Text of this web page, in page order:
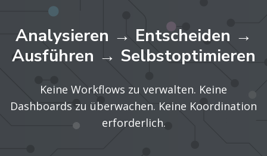
Analysieren → Entscheiden →
Ausführen → Selbstoptimieren
Keine Workflows zu verwalten. Keine
Dashboards zu überwachen. Keine Koordination
erforderlich.